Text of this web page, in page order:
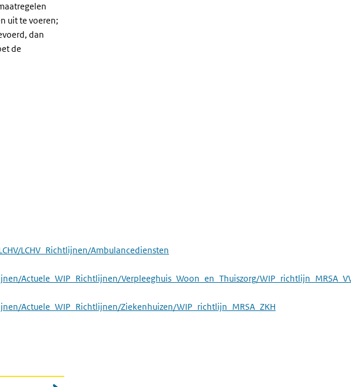
uit te voeren;
dan
de
LCHV_Richtlijnen/Ambulancediensten
Actuele_WIP_Richtlijnen/Verpleeghuis_Woon_en_Thuiszorg/
Actuele_WIP_Richtlijnen/Ziekenhuizen/WIP_richtlijn_MRSA_ZKH